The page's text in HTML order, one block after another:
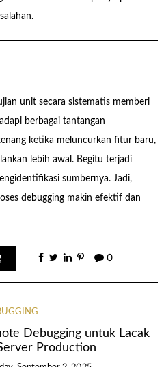
unit secara sistematis memberi
berbagai tantangan
ketika meluncurkan fitur baru,
lebih awal. Begitu terjadi
sumbernya. Jadi,
debugging makin efektif dan
0
Debugging untuk Lacak
Production